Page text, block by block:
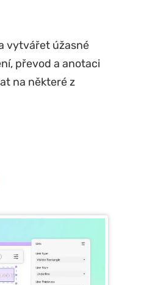
vytvářet úžasné
převod a anotaci
na některé z